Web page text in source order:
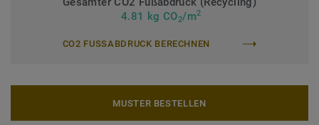
4.81 kg CO2/m2
CO2 FUSSABDRUCK BERECHNEN
MUSTER BESTELLEN